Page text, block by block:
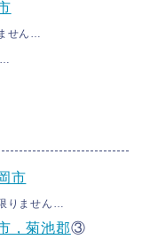
せん…
…
市
りません…
，菊池郡③